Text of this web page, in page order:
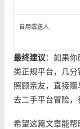
自用或送人
最终建议 ：如果你
类正规平台，几
照顾亲友，直接
去二手平台冒险，
希望这篇文章能